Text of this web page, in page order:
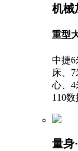
机械
重型
中捷6
床、
心、4
110数
量身